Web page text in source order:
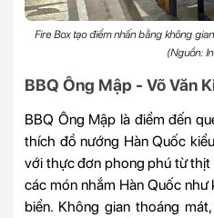
Fire Box tạo điểm nhấn bằng không
(Nguồn:
BBQ Ông Mập - Võ Văn
BBQ Ông Mập là điểm đến
thích đồ nướng Hàn Quốc
với thực đơn phong phú từ thịt
các món nhắm Hàn Quốc như
biển. Không gian thoáng